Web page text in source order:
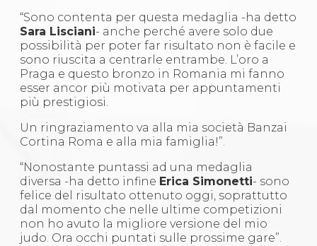
“Sono contenta per questa medaglia -ha detto
Sara Lisciani- anche perché avere solo due
possibilità per poter far risultato non è facile e
sono riuscita a centrarle entrambe. L’oro a
Praga e questo bronzo in Romania mi fanno
esser ancor più motivata per appuntamenti
più prestigiosi.
Un ringraziamento va alla mia società Banzai
Cortina Roma e alla mia famiglia!”.
“Nonostante puntassi ad una medaglia
diversa -ha detto infine Erica Simonetti- sono
felice del risultato ottenuto oggi, soprattutto
dal momento che nelle ultime competizioni
non ho avuto la migliore versione del mio
judo. Ora occhi puntati sulle prossime gare”.